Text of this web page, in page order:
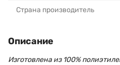
Страна производитель
Описание
Изготовлена из 100%